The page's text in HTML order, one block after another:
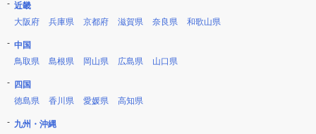
近畿
大阪府
兵庫県 京都府 滋賀県 奈良県 和歌山県
中国
鳥取県
島根県 岡山県 広島県 山口県
四国
徳島県
香川県 愛媛県 高知県
九州・沖縄